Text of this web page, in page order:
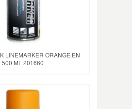
LINEMARKER ORANGE EN
500 ML 201660